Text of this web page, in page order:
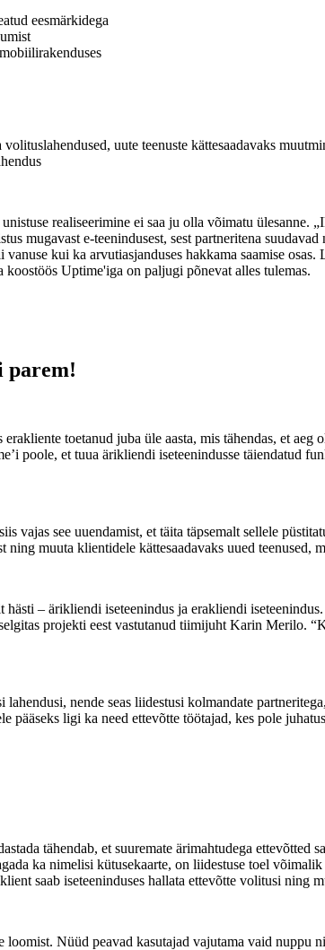
eesmärkidega
uute teenuste kättesaadavaks
realiseerimine ei saa ju olla võimatu ülesanne.
mugavast e-teenindusest, sest partneritena
kui ka arvutiasjanduses hakkama saamise
Uptime'iga on paljugi põnevat alles tulemas.
parem!
toetanud juba üle aasta, mis tähendas, et
poole, et tuua ärikliendi iseteenindusse täiendatud
see uuendamist, et täita täpsemalt sellele
muuta klientidele kättesaadavaks uued teenused,
– ärikliendi iseteenindus ja erakliendi
projekti eest vastutanud tiimijuht Karin Merilo.
nende seas liidestusi kolmandate
pääseks ligi ka need ettevõtte töötajad, kes pole
tähendab, et suuremate ärimahtudega
ka nimelisi kütusekaarte, on liidestuse toel
saab iseteeninduses hallata ettevõtte volitusi ning
loomist. Nüüd peavad kasutajad vajutama vaid